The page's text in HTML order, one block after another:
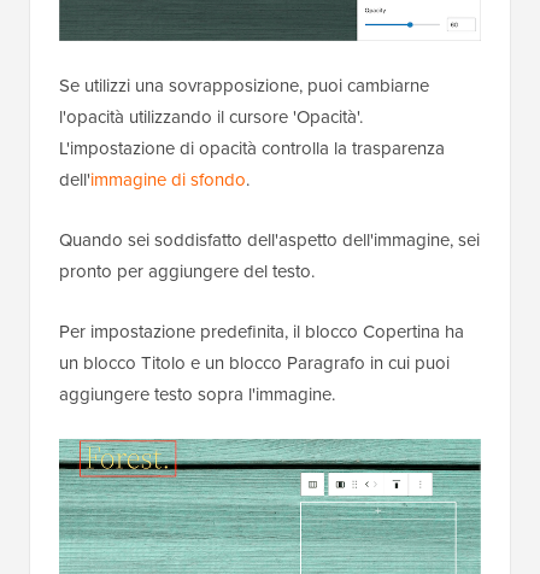
Se utilizzi una sovrapposizione, puoi cambiarne
l'opacità utilizzando il cursore 'Opacità'.
L'impostazione di opacità controlla la trasparenza
dell'immagine di sfondo.
Quando sei soddisfatto dell'aspetto dell'immagine, sei
pronto per aggiungere del testo.
Per impostazione predefinita, il blocco Copertina ha
un blocco Titolo e un blocco Paragrafo in cui puoi
aggiungere testo sopra l'immagine.